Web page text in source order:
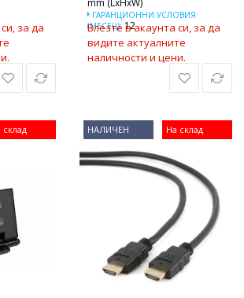
за да
ГАРАНЦИОННИ УСЛОВИЯ
(МЕСЕЦ): 12
Влезте в акаунта си, за да
видите актуалните
наличности и цени.
склад На склад
НАЛИЧЕН